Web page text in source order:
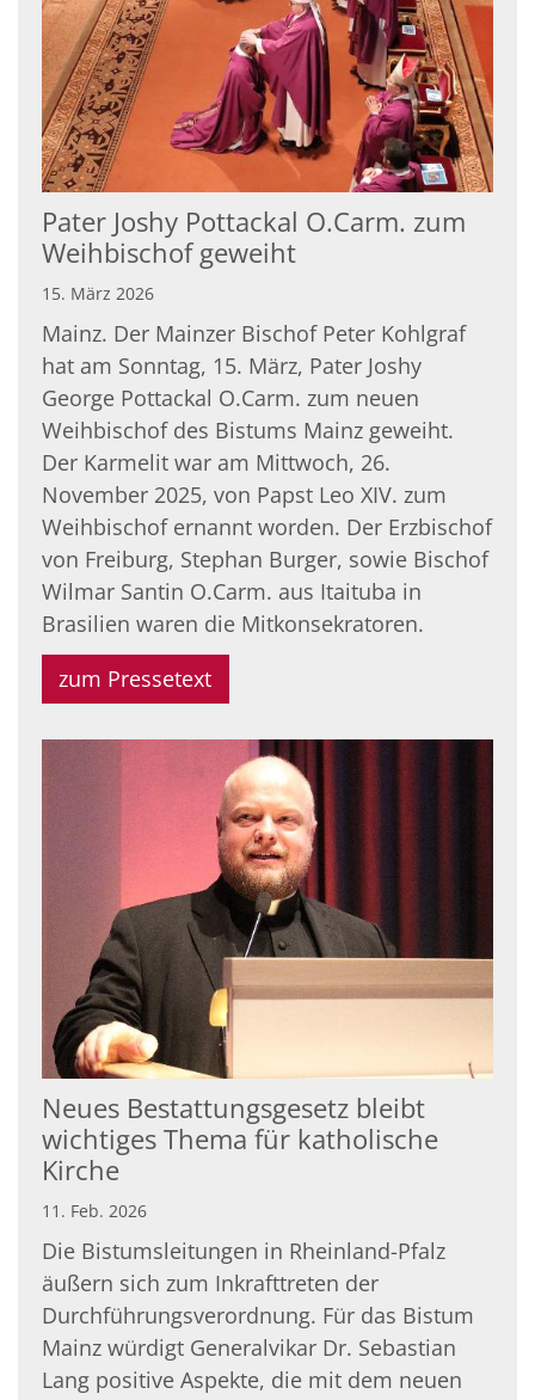
Pater Joshy Pottackal O.Carm. zum
Weihbischof geweiht
15. März 2026
Mainz. Der Mainzer Bischof Peter Kohlgraf
hat am Sonntag, 15. März, Pater Joshy
George Pottackal O.Carm. zum neuen
Weihbischof des Bistums Mainz geweiht.
Der Karmelit war am Mittwoch, 26.
November 2025, von Papst Leo XIV. zum
Weihbischof ernannt worden. Der Erzbischof
von Freiburg, Stephan Burger, sowie Bischof
Wilmar Santin O.Carm. aus Itaituba in
Brasilien waren die Mitkonsekratoren.
zum Pressetext
Neues Bestattungsgesetz bleibt
wichtiges Thema für katholische
Kirche
11. Feb. 2026
Die Bistumsleitungen in Rheinland-Pfalz
äußern sich zum Inkrafttreten der
Durchführungsverordnung. Für das Bistum
Mainz würdigt Generalvikar Dr. Sebastian
Lang positive Aspekte, die mit dem neuen